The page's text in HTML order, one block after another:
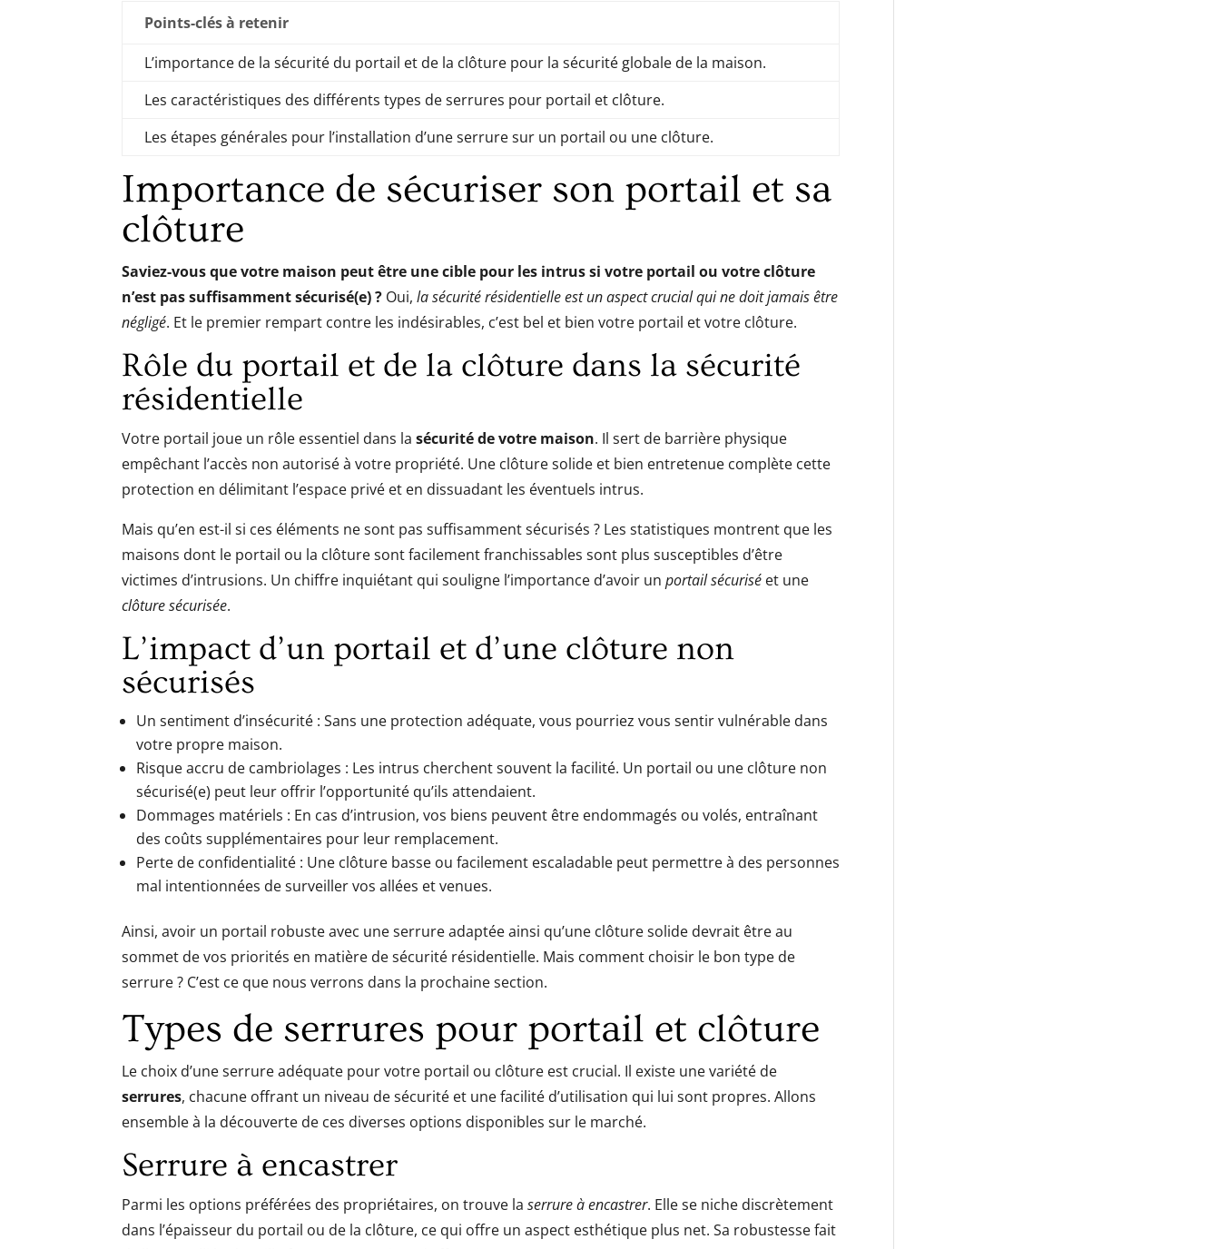
Points-clés à retenir
L’importance de la sécurité du portail et de la clôture pour la sécurité globale de la maison.
Les caractéristiques des différents types de serrures pour portail et clôture.
Les étapes générales pour l’installation d’une serrure sur un portail ou une clôture.
Importance de sécuriser son portail et sa
clôture
Saviez-vous que votre maison peut être une cible pour les intrus si votre portail ou votre clôture
n’est pas suffisamment sécurisé(e) ? Oui,la sécurité résidentielle est un aspect crucial qui ne doit jamais être
négligé. Et le premier rempart contre les indésirables, c’est bel et bien votre portail et votre clôture.
Rôle du portail et de la clôture dans la sécurité
résidentielle
Votre portail joue un rôle essentiel dans lasécurité de votre maison. Il sert de barrière physique
empêchant l’accès non autorisé à votre propriété. Une clôture solide et bien entretenue complète cette
protection en délimitant l’espace privé et en dissuadant les éventuels intrus.
Mais qu’en est-il si ces éléments ne sont pas suffisamment sécurisés ? Les statistiques montrent que les
maisons dont le portail ou la clôture sont facilement franchissables sont plus susceptibles d’être
victimes d’intrusions. Un chiffre inquiétant qui souligne l’importance d’avoir unportail sécurisé et une
clôture sécurisée.
L’impact d’un portail et d’une clôture non
sécurisés
Un sentiment d’insécurité : Sans une protection adéquate, vous pourriez vous sentir vulnérable dans
votre propre maison.
Risque accru de cambriolages : Les intrus cherchent souvent la facilité. Un portail ou une clôture non
sécurisé(e) peut leur offrir l’opportunité qu’ils attendaient.
Dommages matériels : En cas d’intrusion, vos biens peuvent être endommagés ou volés, entraînant
des coûts supplémentaires pour leur remplacement.
Perte de confidentialité : Une clôture basse ou facilement escaladable peut permettre à des personnes
mal intentionnées de surveiller vos allées et venues.
Ainsi, avoir un portail robuste avec une serrure adaptée ainsi qu’une clôture solide devrait être au
sommet de vos priorités en matière de sécurité résidentielle. Mais comment choisir le bon type de
serrure ? C’est ce que nous verrons dans la prochaine section.
Types de serrures pour portail et clôture
Le choix d’une serrure adéquate pour votre portail ou clôture est crucial. Il existe une variété de
serrures, chacune offrant un niveau de sécurité et une facilité d’utilisation qui lui sont propres. Allons
ensemble à la découverte de ces diverses options disponibles sur le marché.
Serrure à encastrer
Parmi les options préférées des propriétaires, on trouve laserrure à encastrer. Elle se niche discrètement
dans l’épaisseur du portail ou de la clôture, ce qui offre un aspect esthétique plus net. Sa robustesse fait